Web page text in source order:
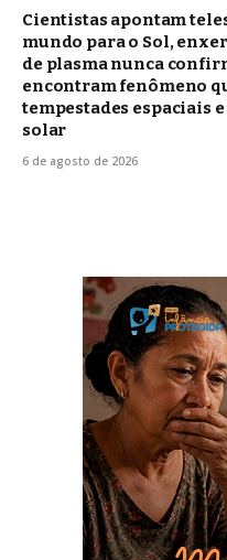
Cientistas apontam
mundo para o Sol,
de plasma nunca
encontram fenômeno
tempestades espaciais
solar
6 de agosto de 2026